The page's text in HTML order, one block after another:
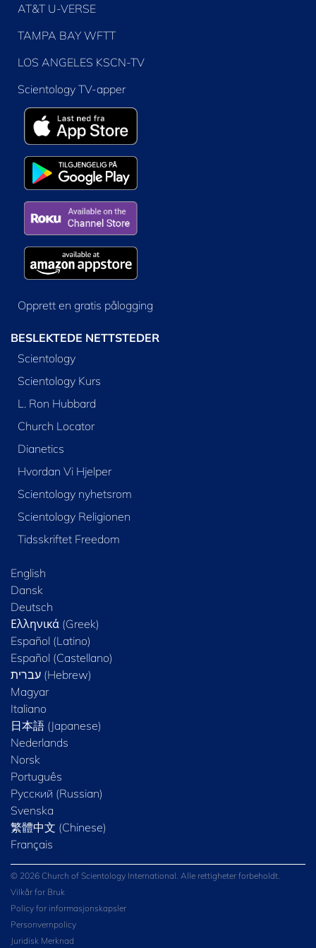
AT&T U-VERSE
TAMPA BAY WFTT
LOS ANGELES KSCN-TV
Scientology TV-apper
Opprett en gratis pålogging
BESLEKTEDE NETTSTEDER
Scientology
Scientology Kurs
L. Ron Hubbard
Church Locator
Dianetics
Hvordan Vi Hjelper
Scientology nyhetsrom
Scientology Religionen
Tidsskriftet Freedom
English
Dansk
Deutsch
Ελληνικά (Greek)
Español (Latino)
Español (Castellano)
Magyar
Italiano
日本語 (Japanese)
Nederlands
Norsk
Português
Русский (Russian)
Svenska
繁體中文 (Chinese)
Français
© 2026 Church of Scientology International. Alle rettigheter forbeholdt.
Vilkår for Bruk
Policy for informasjonskapsler
Personvernpolicy
Juridisk Merknad